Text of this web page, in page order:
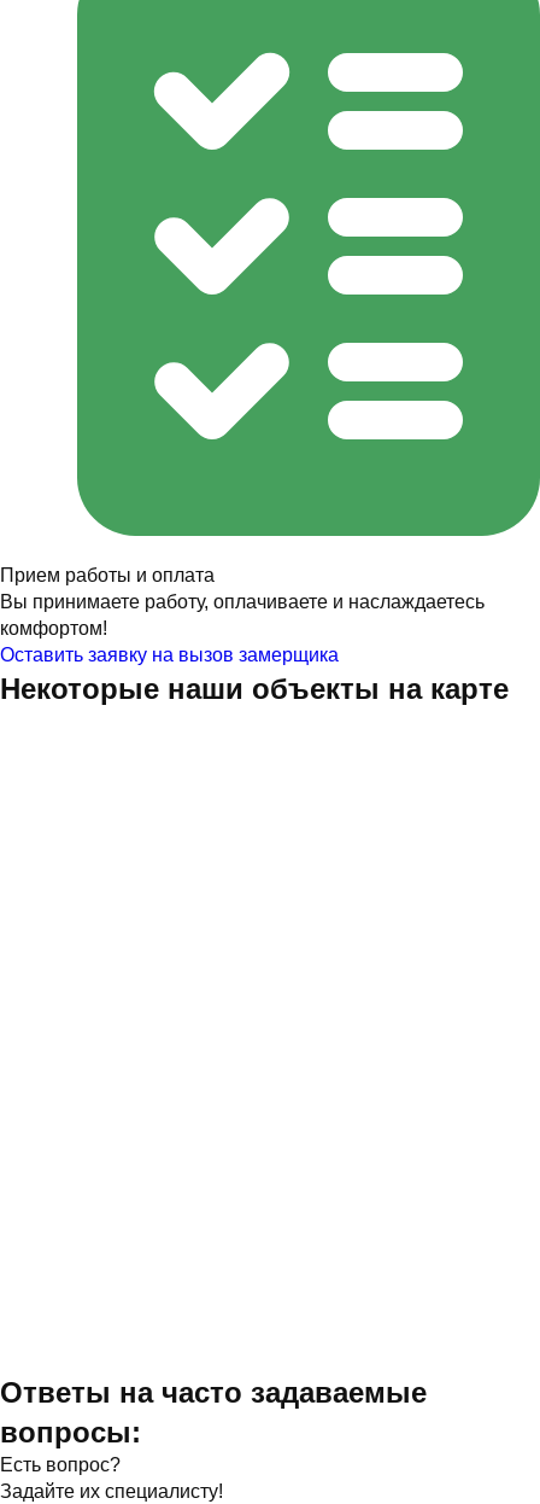
Прием работы и оплата
Вы принимаете работу, оплачиваете и наслаждаетесь
комфортом!
Оставить заявку на вызов замерщика
Некоторые наши объекты на карте
Ответы на часто задаваемые
вопросы:
Есть вопрос?
Задайте их специалисту!